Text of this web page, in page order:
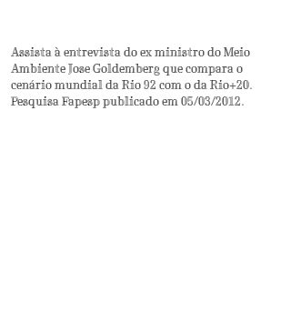
Assista à entrevista do ex ministro do Meio
Ambiente Jose Goldemberg que compara o
cenário mundial da Rio 92 com o da Rio+20.
Pesquisa Fapesp publicado em 05/03/2012.